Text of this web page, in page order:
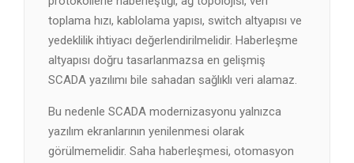
toplama hızı, kablolama yapısı, switch altyapısı ve
yedeklilik ihtiyacı değerlendirilmelidir. Haberleşme
altyapısı doğru tasarlanmazsa en gelişmiş
SCADA yazılımı bile sahadan sağlıklı veri alamaz.
Bu nedenle SCADA modernizasyonu yalnızca
yazılım ekranlarının yenilenmesi olarak
görülmemelidir. Saha haberleşmesi, otomasyon